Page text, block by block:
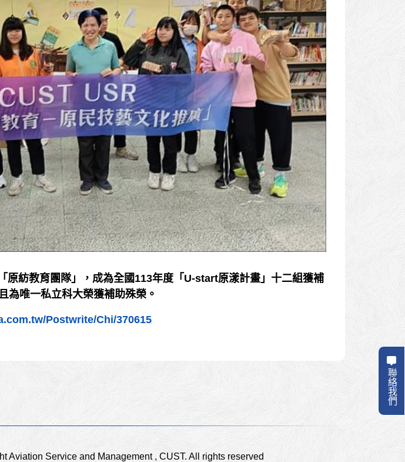
原紡教育團隊」，成為全國113年度「U-start原漾計畫」十二組獲補
為唯一私立科大榮獲補助殊榮。
Postwrite/Chi/370615
Aviation Service and Management , CUST. All rights reserved
聯絡我們